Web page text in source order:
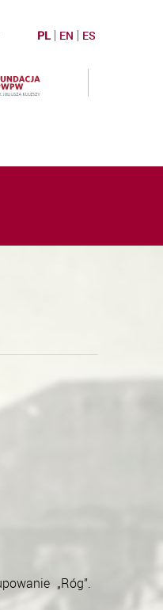
PL EN ES
„Róg”.